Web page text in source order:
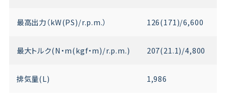
最高出力（kW(PS)/r.p.m.） 126(171)/6,600
最大トルク(N・m(kgf・m)/r.p.m.) 207(21.1)/4,800
排気量(L) 1,986